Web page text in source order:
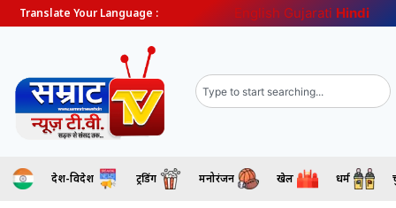
Translate Your Language : English Gujarati Hindi
देश-विदेश ट्रेंडिंग मनोरंजन खेल धर्म